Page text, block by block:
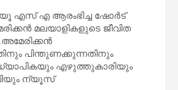
യൂ എസ് എ ആരംഭിച്ച ഷോർട്
മലയാളികളുടെ ജീവിത
പിന്തുണക്കുന്നതിനും
അധ്യാപികയും എഴുത്തുകാരിയും
ന്യൂസ്